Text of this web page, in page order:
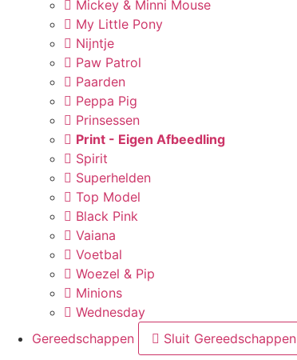
Mickey & Minni Mouse
My Little Pony
Nijntje
Paw Patrol
Paarden
Peppa Pig
Prinsessen
Print - Eigen Afbeedling
Spirit
Superhelden
Top Model
Black Pink
Vaiana
Voetbal
Woezel & Pip
Minions
Wednesday
Gereedschappen
Sluit Gereedschappen